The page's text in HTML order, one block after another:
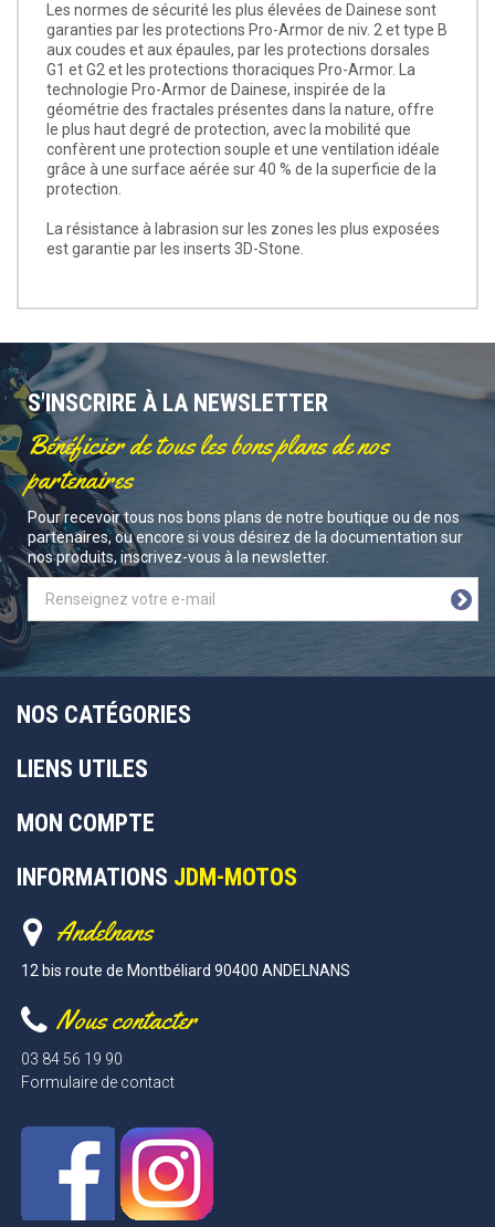
Les normes de sécurité les plus élevées de Dainese sont
garanties par les protections Pro-Armor de niv. 2 et type B
aux coudes et aux épaules, par les protections dorsales
G1 et G2 et les protections thoraciques Pro-Armor. La
technologie Pro-Armor de Dainese, inspirée de la
géométrie des fractales présentes dans la nature, offre
le plus haut degré de protection, avec la mobilité que
confèrent une protection souple et une ventilation idéale
grâce à une surface aérée sur 40 % de la superficie de la
protection.
La résistance à labrasion sur les zones les plus exposées
est garantie par les inserts 3D-Stone.
S'INSCRIRE À LA NEWSLETTER
Bénéficier de tous les bons plans de nos
partenaires
Pour recevoir tous nos bons plans de notre boutique ou de nos
partenaires, ou encore si vous désirez de la documentation sur
nos produits, inscrivez-vous à la newsletter.
NOS CATÉGORIES
LIENS UTILES
MON COMPTE
INFORMATIONS JDM-MOTOS
Andelnans
12 bis route de Montbéliard 90400 ANDELNANS
Nous contacter
03 84 56 19 90
Formulaire de contact